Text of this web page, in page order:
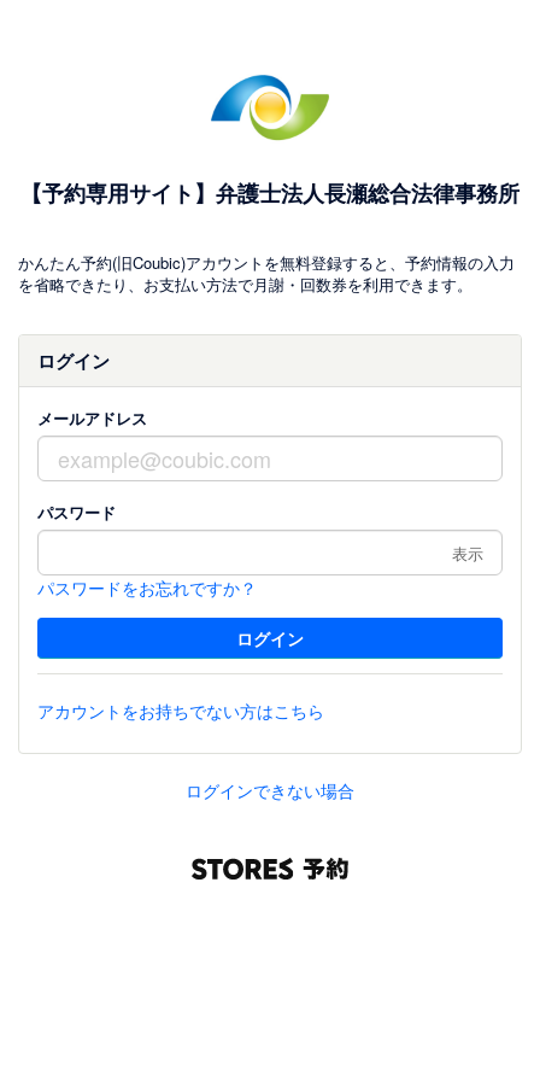
【予約専用サイト】弁護士法人長瀬総合法律事務所
かんたん予約(旧Coubic)アカウントを無料登録すると、予約情報の入力
を省略できたり、お支払い方法で月謝・回数券を利用できます。
ログイン
メールアドレス
パスワード
表示
パスワードをお忘れですか？
アカウントをお持ちでない方はこちら
ログインできない場合